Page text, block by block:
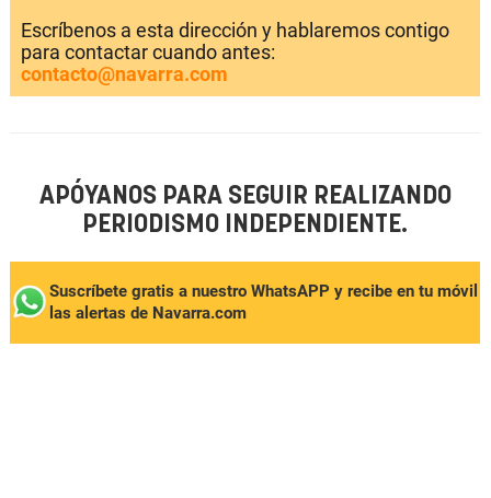
Escríbenos a esta dirección y hablaremos contigo
para contactar cuando antes:
contacto@navarra.com
APÓYANOS PARA SEGUIR REALIZANDO
PERIODISMO INDEPENDIENTE.
Suscríbete gratis a nuestro WhatsAPP y recibe en tu móvil
las alertas de Navarra.com